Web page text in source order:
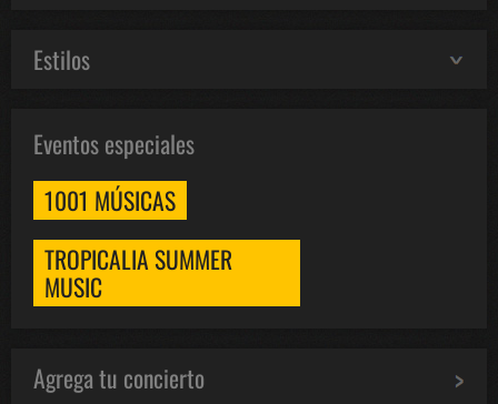
Estilos
Eventos especiales
1001 MÚSICAS
TROPICALIA SUMMER
MUSIC
Agrega tu concierto